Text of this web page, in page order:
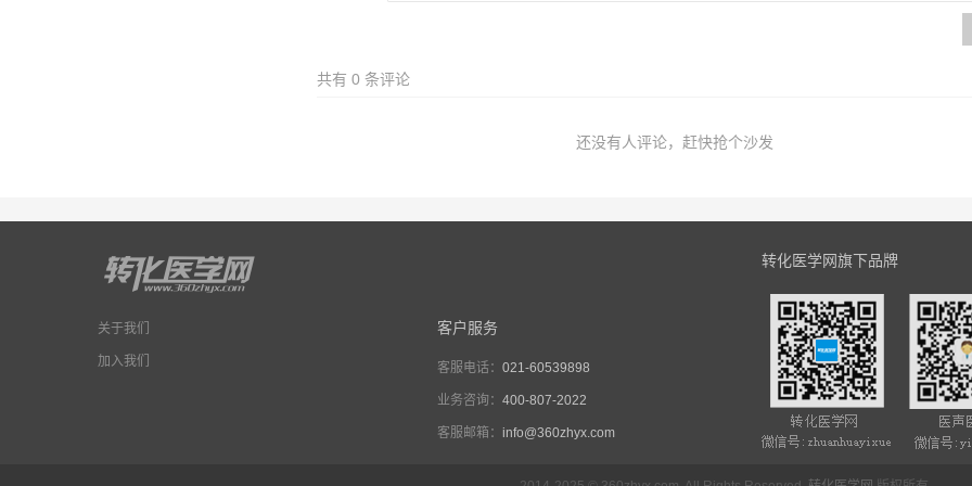
共有 0 条评论
还没有人评论，赶快抢个沙发
关于我们
加入我们
客户服务
客服电话： 021-60539898
业务咨询： 400-807-2022
客服邮箱： info@360zhyx.com
转化医学网旗下品牌